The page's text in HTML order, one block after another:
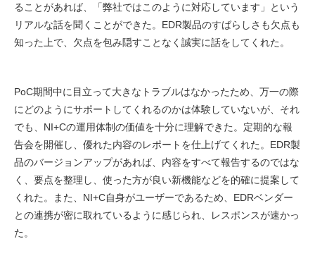
ることがあれば、「弊社ではこのように対応しています」という
リアルな話を聞くことができた。EDR製品のすばらしさも欠点も
知った上で、欠点を包み隠すことなく誠実に話をしてくれた。
PoC期間中に目立って大きなトラブルはなかったため、万一の際
にどのようにサポートしてくれるのかは体験していないが、それ
でも、NI+Cの運用体制の価値を十分に理解できた。定期的な報
告会を開催し、優れた内容のレポートを仕上げてくれた。EDR製
品のバージョンアップがあれば、内容をすべて報告するのではな
く、要点を整理し、使った方が良い新機能などを的確に提案して
くれた。また、NI+C自身がユーザーであるため、EDRベンダー
との連携が密に取れているように感じられ、レスポンスが速かっ
た。